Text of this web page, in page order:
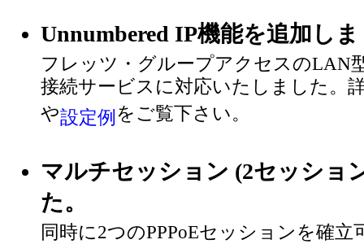
Unnumbered IP機能を追加し
フレッツ・グループアクセスのLAN
接続サービスに対応いたしました。
や設定例 をご覧下さい。
マルチセッション (2セッショ
た。
同時に2つのPPPoEセッションを確